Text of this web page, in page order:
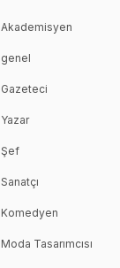
Akademisyen
genel
Gazeteci
Yazar
Şef
Sanatçı
Komedyen
Moda Tasarımcısı